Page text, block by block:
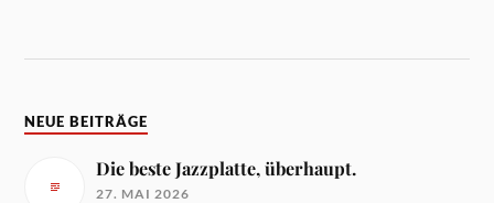
NEUE BEITRÄGE
Die beste Jazzplatte, überhaupt.
27. MAI 2026